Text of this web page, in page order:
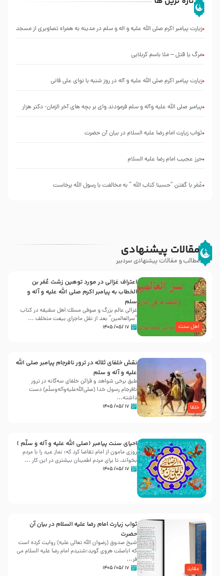
زیارت پیامبر اکرم صلی الله علیه و اله و سلم در مدینه به همراه تصاویری از مسجد
مرگ یا قتل – ملا باسم کربلایی
زیارت پیامبر اکرم صلی الله علیه و آله در روز شنبه با نوای علی فانی
پیامبر صلی الله علیه وآله و سلم فرمودند وای بر بچه های آخر الزمان- دکتر هزار
ثواب زیارت امام رضا علیه السلام در بیان آن حضرت
حرز عجیب امام رضا علیه السلام
عُمَر با گفتن “حسبنا كتاب اللّه ” به مخالفت با رسول اللّه برخاست
مقالات پیشنهادی
مطالب و مقالات پیشنهادی سردبیر
اهل سنت
اعتراف غزالی در مورد توهین زشت عُمَر بن
الخطاب به پیامبر اکرم صلی الله علیه و آله و
سلم
غزالی عالم بزرگ و صوفی مسلك اهل سقيفه در کتاب
“سرالعالمین” بعد از نقل ماجرای بیعت متخلف ...
۱۷ /۰۵/ ۱۴۰۵
خلفا
نقش خلفای ثلاثه در ترور نافرجام پیامبر صلی الله
علیه و آله و سلم
طبق برخی شواهد و قرائن خلفای سه‌گانه در ترور
نافرجام رسول خدا (صلی‌الله‌علیه‌و‌آله‌وسلّم) دست
داشته‌...
۱۷ /۰۵/ ۱۴۰۵
احیای سنت پیامبر (صلی الله علیه و آله و سلّم )
روزی مامون از امام تقاضا کرد که: نماز عید را با مردم
بخواند، تا برای مردم اطمینان بیشتری در این کار ...
۱۷ /۰۵/ ۱۴۰۵
عقاید
ثواب زیارت امام رضا علیه السلام در بیان آن
حضرت
شیخ صدوق (رضوان الله تعالی علیه) روایت کرده است
که اباصلت هروی گوید:شنیدم امام رضا علیه السلام می
فر...
۱۷ /۰۵/ ۱۴۰۵